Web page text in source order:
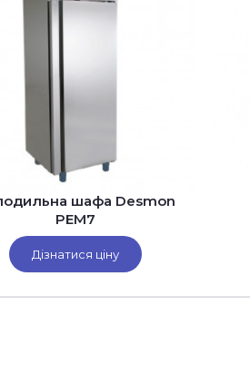
шафа Desmon
PEM7
Дізнатися ціну